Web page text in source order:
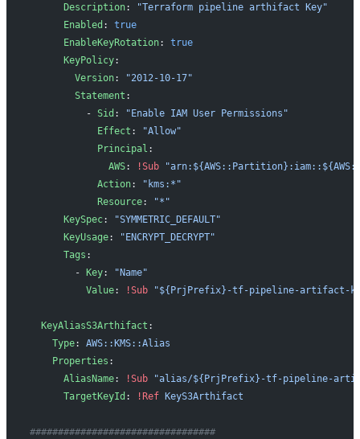
      Description
:
"Terraform pipeline arthifact Key"
      Enabled
: true
      EnableKeyRotation
: true
      KeyPolicy
:
        Version
:
"2012-10-17"
        Statement
:
          -
Sid :
"Enable IAM User Permissions"
            Effect
:
"Allow"
            Principal
:
              AWS
: !Sub
            Action
:
"kms:*"
            Resource
:
"*"
      KeySpec
:
"SYMMETRIC_DEFAULT"
      KeyUsage
:
"ENCRYPT_DECRYPT"
      Tags
:
        -
Key:
"Name"
          Value
: !Sub "${PrjPrefix}-tf-pipeline-artifact-
  KeyAliasS3Arthifact
:
    Type
: AWS::KMS::Alias
    Properties
:
      AliasName
: !Sub "alias/${PrjPrefix}-tf-pipeline-
      TargetKeyId
: !Ref KeyS3Arthifact
#################################